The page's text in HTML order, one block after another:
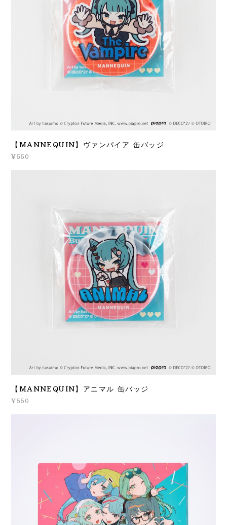
【MANNEQUIN】ヴァンパイア 缶バッジ
¥550
【MANNEQUIN】アニマル 缶バッジ
¥550